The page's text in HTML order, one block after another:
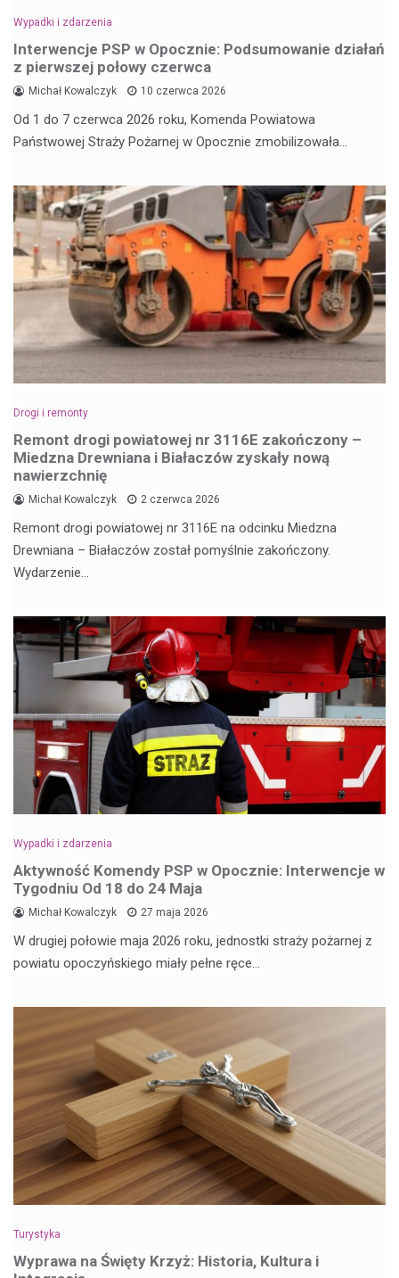
Wypadki i zdarzenia
Interwencje PSP w Opocznie: Podsumowanie działań
z pierwszej połowy czerwca
Michał Kowalczyk 10 czerwca 2026
Od 1 do 7 czerwca 2026 roku, Komenda Powiatowa
Państwowej Straży Pożarnej w Opocznie zmobilizowała…
Drogi i remonty
Remont drogi powiatowej nr 3116E zakończony –
Miedzna Drewniana i Białaczów zyskały nową
nawierzchnię
Michał Kowalczyk 2 czerwca 2026
Remont drogi powiatowej nr 3116E na odcinku Miedzna
Drewniana – Białaczów został pomyślnie zakończony.
Wydarzenie…
Wypadki i zdarzenia
Aktywność Komendy PSP w Opocznie: Interwencje w
Tygodniu Od 18 do 24 Maja
Michał Kowalczyk 27 maja 2026
W drugiej połowie maja 2026 roku, jednostki straży pożarnej z
powiatu opoczyńskiego miały pełne ręce…
Turystyka
Wyprawa na Święty Krzyż: Historia, Kultura i